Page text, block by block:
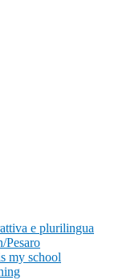
e plurilingua
Pesaro
my school